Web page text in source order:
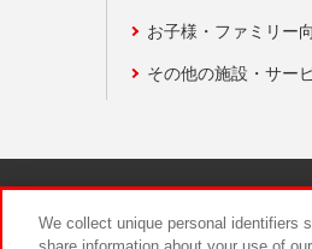
お子様・ファミリー
その他の施設・サー
We collect unique personal identifiers